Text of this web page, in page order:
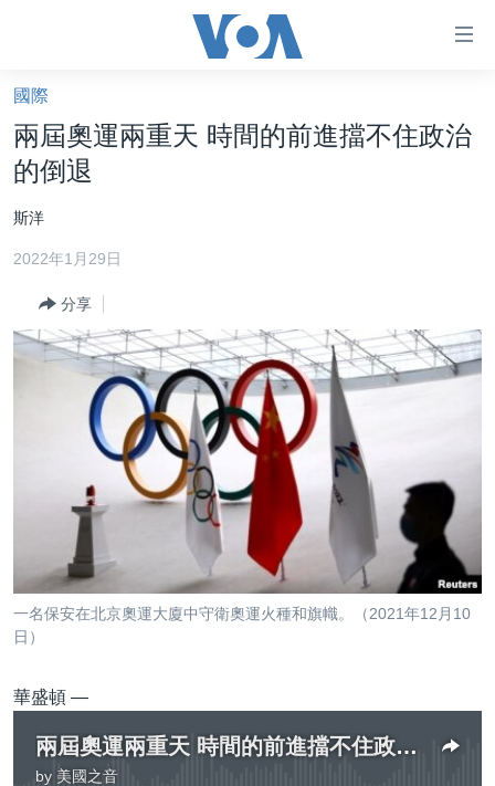
礙
鏈
接
跳
轉
內
轉
美國大選2024
海外港人
新聞自由
視頻
美國專訊
視頻存檔
音頻
新聞音頻
海外港人
國語
關注我們
國際
兩屆奧運兩重天 時間的前進擋不住政治
的倒退
斯洋
2022年1月29日
分享
一名保安在北京奧運大廈中守衛奧運火種和旗幟。（2021年12月10
日）
華盛頓 —
兩屆奧運兩重天 時間的前進擋不住政治的倒退
by 美國之音